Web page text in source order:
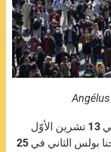
نُشير هنا إلى أنّ البابا كان قد جدّد في 13 تشرين الأوّل
2013 هذا التكريس الذي قام به يوحنا بولس الثاني في 25